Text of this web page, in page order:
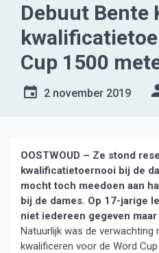
Debuut Bente
Cup 1500
2 november 2019
OOSTWOUD – Ze stond
kwalificatietoernooi bij de
mocht toch meedoen aan
bij de dames. Op 17-jarige
niet iedereen gegeven
Natuurlijk was de verwachting
kwalificeren voor de Word